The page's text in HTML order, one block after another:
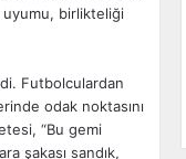
uyumu, birlikteliği
Futbolculardan
odak noktasını
“Bu gemi
şakası sandık,